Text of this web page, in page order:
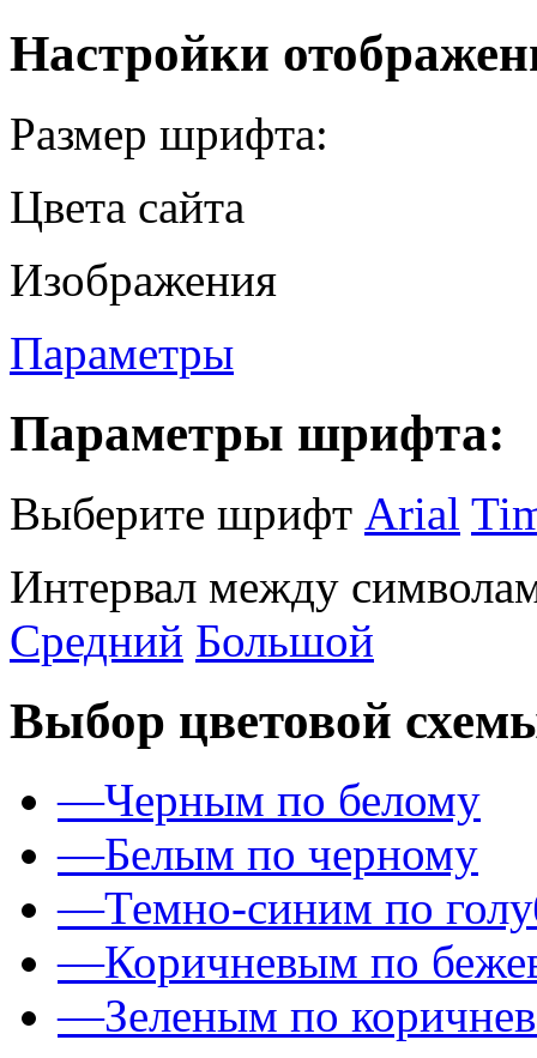
Настройки
Размер шрифта:
Цвета сайта
Изображения
Параметры
Параметры шрифта:
Выберите шрифт Arial
Интервал между
Средний Большой
Выбор цветовой
—Черным по белому
—Белым по черному
—Темно-синим по
—Коричневым по
—Зеленым по